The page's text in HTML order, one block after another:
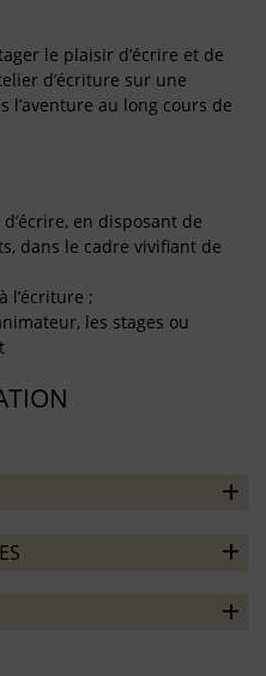
le plaisir d’écrire et de
d’écriture sur une
l’aventure au long cours de
en disposant de
dans le cadre vivifiant de
l’écriture ;
les stages ou